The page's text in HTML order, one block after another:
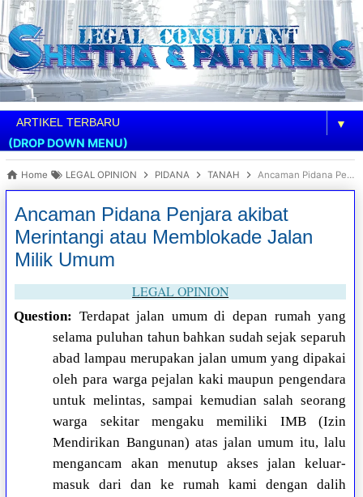
▼
(DROP DOWN MENU)
Home LEGAL OPINION PIDANA TANAH Ancaman Pidana Penjara akibat Merintangi atau Memblokade Jalan Milik Umum
Ancaman Pidana Penjara akibat
Merintangi atau Memblokade Jalan
Milik Umum
LEGAL OPINION
Question: Terdapat jalan umum di depan rumah yang
selama puluhan tahun bahkan sudah sejak separuh
abad lampau merupakan jalan umum yang dipakai
oleh para warga pejalan kaki maupun pengendara
untuk melintas, sampai kemudian salah seorang
warga sekitar mengaku memiliki IMB (Izin
Mendirikan Bangunan) atas jalan umum itu, lalu
mengancam akan menutup akses jalan keluar-
masuk dari dan ke rumah kami dengan dalih